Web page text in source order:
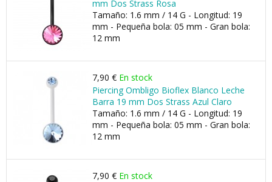
mm Dos Strass Rosa
Tamaño: 1.6 mm / 14 G - Longitud: 19
mm - Pequeña bola: 05 mm - Gran bola:
12 mm
7,90 € En stock
Piercing Ombligo Bioflex Blanco Leche
Barra 19 mm Dos Strass Azul Claro
Tamaño: 1.6 mm / 14 G - Longitud: 19
mm - Pequeña bola: 05 mm - Gran bola:
12 mm
7,90 € En stock